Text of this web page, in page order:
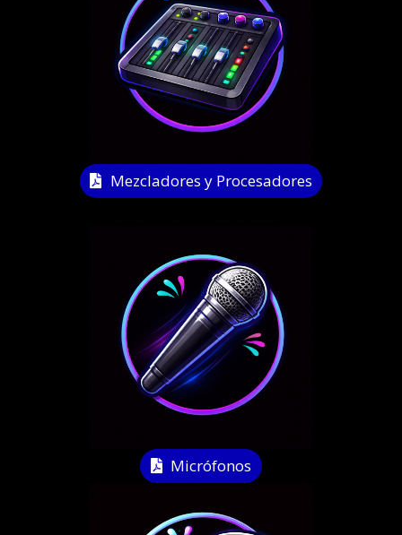
Mezcladores y Procesadores
Micrófonos